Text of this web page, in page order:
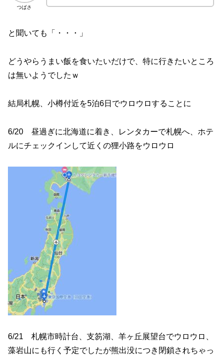
つばさ
と聞いても「・・・」
どうやらうまい飯を食いたいだけで、特に行きたいところ
は無いようでしたｗ
結局札幌、小樽付近を5泊6日でウロウロすることに
6/20 昼過ぎに北海道に着き、レンタカーで札幌へ、ホテ
ルにチェックインして近くの狸小路をウロウロ
6/21 札幌市時計台、支笏湖、羊ヶ丘展望台でウロウロ、
藻岩山にも行く予定でしたが熊出没につき閉鎖されちゃっ